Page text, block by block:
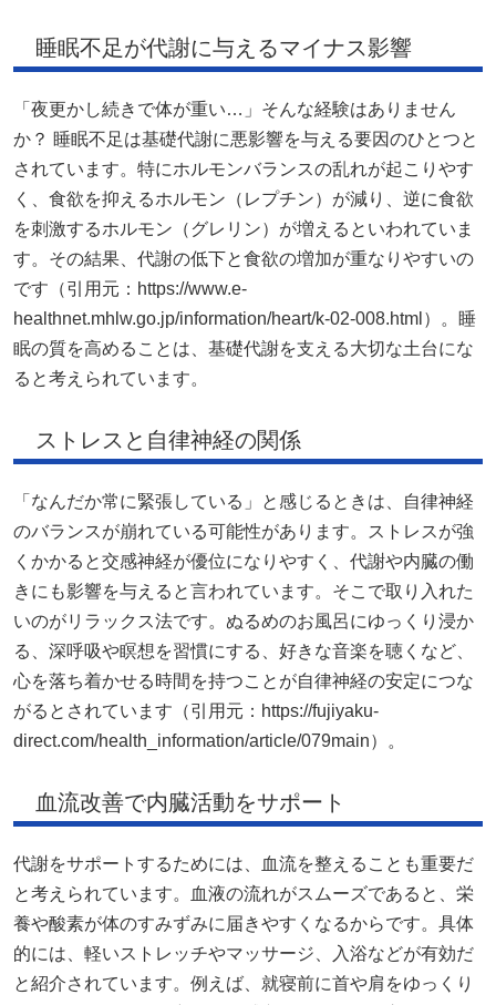
睡眠不足が代謝に与えるマイナス影響
「夜更かし続きで体が重い…」そんな経験はありません
か？ 睡眠不足は基礎代謝に悪影響を与える要因のひとつと
されています。特にホルモンバランスの乱れが起こりやす
く、食欲を抑えるホルモン（レプチン）が減り、逆に食欲
を刺激するホルモン（グレリン）が増えるといわれていま
す。その結果、代謝の低下と食欲の増加が重なりやすいの
です（引用元：https://www.e-
healthnet.mhlw.go.jp/information/heart/k-02-008.html）。睡
眠の質を高めることは、基礎代謝を支える大切な土台にな
ると考えられています。
ストレスと自律神経の関係
「なんだか常に緊張している」と感じるときは、自律神経
のバランスが崩れている可能性があります。ストレスが強
くかかると交感神経が優位になりやすく、代謝や内臓の働
きにも影響を与えると言われています。そこで取り入れた
いのがリラックス法です。ぬるめのお風呂にゆっくり浸か
る、深呼吸や瞑想を習慣にする、好きな音楽を聴くなど、
心を落ち着かせる時間を持つことが自律神経の安定につな
がるとされています（引用元：https://fujiyaku-
direct.com/health_information/article/079main）。
血流改善で内臓活動をサポート
代謝をサポートするためには、血流を整えることも重要だ
と考えられています。血液の流れがスムーズであると、栄
養や酸素が体のすみずみに届きやすくなるからです。具体
的には、軽いストレッチやマッサージ、入浴などが有効だ
と紹介されています。例えば、就寝前に首や肩をゆっくり